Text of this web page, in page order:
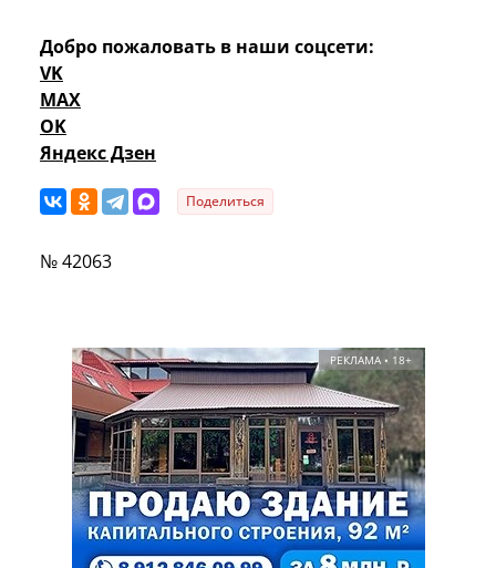
Добро пожаловать в наши соцсети:
VK
MAX
OK
Яндекс Дзен
Поделиться
№ 42063
РЕКЛАМА • 18+